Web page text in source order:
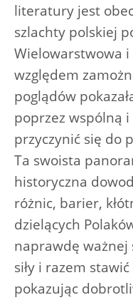
literatury jest
szlachty polskiej
Wielowarstwowa
względem
poglądów
poprzez wspólną
przyczynić się do
Ta swoista
historyczna
różnic, barier,
dzielących
naprawdę ważnej
siły i razem
pokazując